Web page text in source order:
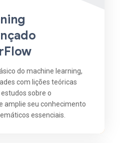
do machine learning,
com lições teóricas
sobre o
amplie seu conhecimento
essenciais.